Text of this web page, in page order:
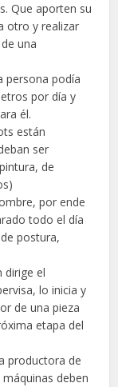
Que aporten su
otro y realizar
una
persona podía
por día y
él.
están
ser
de
por ende
todo el día
postura,
dirige el
lo inicia y
de una pieza
etapa del
productora de
deben